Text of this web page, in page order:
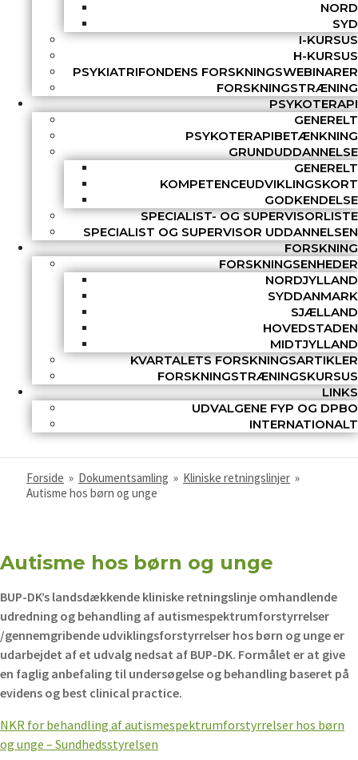
NORD
SYD
I-KURSUS
H-KURSUS
PSYKIATRIFONDENS FORSKNINGSWEBINARER
FORSKNINGSTRÆNING
PSYKOTERAPI
GENERELT
PSYKOTERAPIBETÆNKNING
GRUNDUDDANNELSE
GENERELT
KOMPETENCEUDVIKLINGSKORT
GODKENDELSE
SPECIALIST- OG SUPERVISORLISTE
SPECIALIST OG SUPERVISOR UDDANNELSEN
FORSKNING
FORSKNINGSENHEDER
NORDJYLLAND
SYDDANMARK
SJÆLLAND
HOVEDSTADEN
MIDTJYLLAND
KVARTALETS FORSKNINGSARTIKLER
FORSKNINGSTRÆNINGSKURSUS
LINKS
UDVALGENE FYP OG DPBO
INTERNATIONALT
Forside » Dokumentsamling » Kliniske retningslinjer »
Autisme hos børn og unge
Autisme hos børn og unge
BUP-DK’s landsdækkende kliniske retningslinje omhandlende
udredning og behandling af autismespektrumforstyrrelser
/gennemgribende udviklingsforstyrrelser hos børn og unge er
udarbejdet af et udvalg nedsat af BUP-DK. Formålet er at give
en faglig anbefaling til undersøgelse og behandling baseret på
evidens og best clinical practice.
NKR for behandling af autismespektrumforstyrrelser hos børn
og unge – Sundhedsstyrelsen